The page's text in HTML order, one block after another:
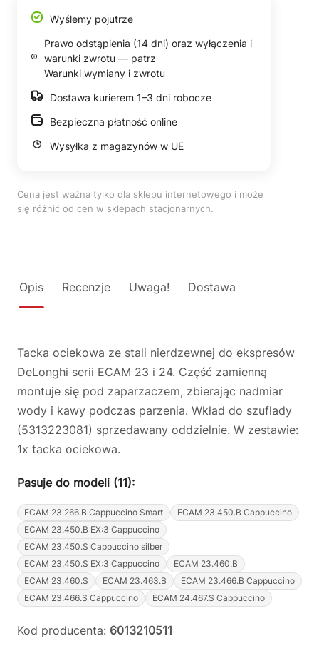
Wyślemy pojutrze
Prawo odstąpienia (14 dni) oraz wyłączenia i
warunki zwrotu — patrz
Warunki wymiany i zwrotu
Dostawa kurierem 1–3 dni robocze
Bezpieczna płatność online
Wysyłka z magazynów w UE
Cena jest ważna tylko dla sklepu internetowego i może
się różnić od cen w sklepach stacjonarnych.
Opis Recenzje Uwaga! Dostawa
Tacka ociekowa ze stali nierdzewnej do ekspresów
DeLonghi serii ECAM 23 i 24. Część zamienną
montuje się pod zaparzaczem, zbierając nadmiar
wody i kawy podczas parzenia. Wkład do szuflady
(5313223081) sprzedawany oddzielnie. W zestawie:
1x tacka ociekowa.
Pasuje do modeli (11):
ECAM 23.266.B Cappuccino Smart
ECAM 23.450.B Cappuccino
ECAM 23.450.B EX:3 Cappuccino
ECAM 23.450.S Cappuccino silber
ECAM 23.450.S EX:3 Cappuccino
ECAM 23.460.B
ECAM 23.460.S
ECAM 23.463.B
ECAM 23.466.B Cappuccino
ECAM 23.466.S Cappuccino
ECAM 24.467.S Cappuccino
Kod producenta: 6013210511